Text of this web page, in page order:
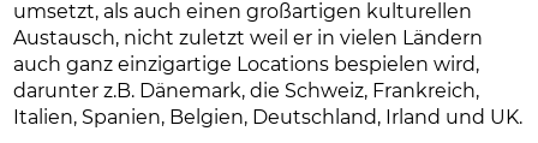
umsetzt, als auch einen großartigen kulturellen
Austausch, nicht zuletzt weil er in vielen Ländern
auch ganz einzigartige Locations bespielen wird,
darunter z.B. Dänemark, die Schweiz, Frankreich,
Italien, Spanien, Belgien, Deutschland, Irland und UK.